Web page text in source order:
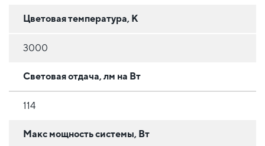
Цветовая температура, К
3000
Световая отдача, лм на Вт
114
Макс мощность системы, Вт